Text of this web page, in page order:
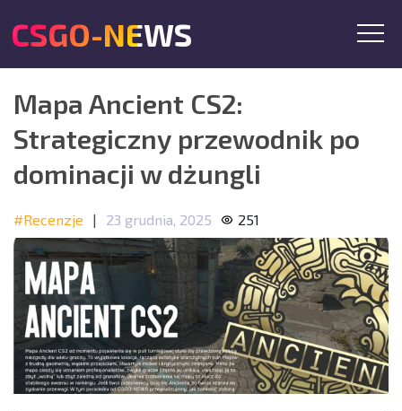
CSGO-NEWS
Mapa Ancient CS2:
Strategiczny przewodnik po
dominacji w dżungli
#Recenzje | 23 grudnia, 2025 251